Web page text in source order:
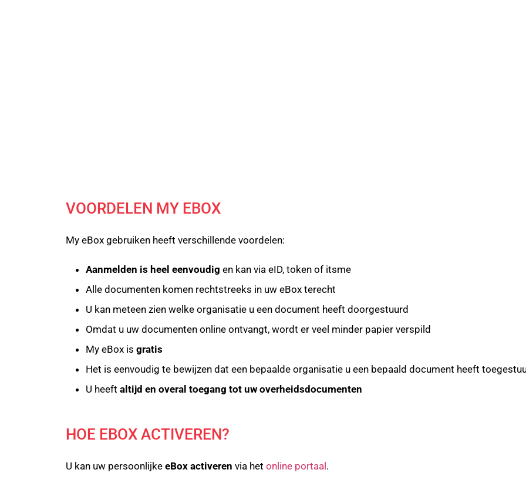
VOORDELEN MY EBOX
My eBox gebruiken heeft verschillende voordelen:
Aanmelden is heel eenvoudig en kan via eID, token of itsme
Alle documenten komen rechtstreeks in uw eBox terecht
U kan meteen zien welke organisatie u een document heeft doorgestuurd
Omdat u uw documenten online ontvangt, wordt er veel minder papier verspild
My eBox is gratis
Het is eenvoudig te bewijzen dat een bepaalde organisatie u een bepaald document heeft
U heeft altijd en overal toegang tot uw overheidsdocumenten
HOE EBOX ACTIVEREN?
U kan uw persoonlijke eBox activeren via het online portaal .